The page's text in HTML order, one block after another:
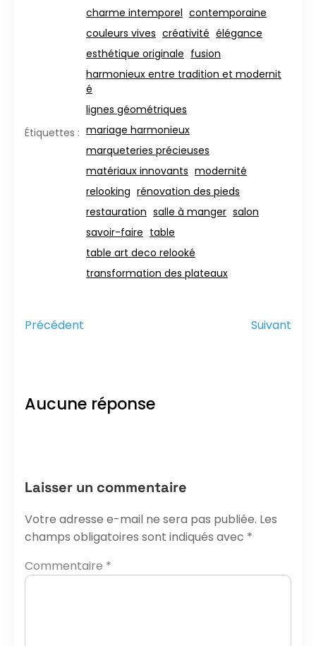
Étiquettes :
charme intemporel contemporaine
couleurs vives créativité élégance
esthétique originale fusion
harmonieux entre tradition et modernit
é
lignes géométriques
mariage harmonieux
marqueteries précieuses
matériaux innovants modernité
relooking rénovation des pieds
restauration salle à manger salon
savoir-faire table
table art deco relooké
transformation des plateaux
Précédent Suivant
Aucune réponse
Laisser un commentaire
Votre adresse e-mail ne sera pas publiée. Les
champs obligatoires sont indiqués avec *
Commentaire *